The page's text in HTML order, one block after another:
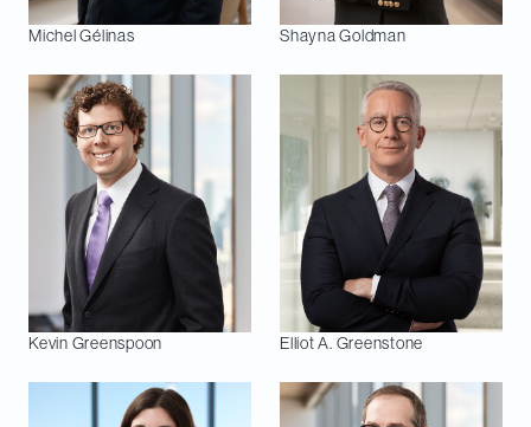
Michel Gélinas Shayna Goldman
Kevin Greenspoon Elliot A. Greenstone